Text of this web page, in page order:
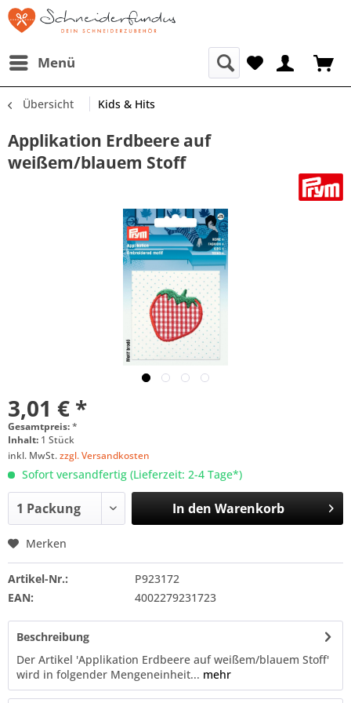
Menü
Übersicht Kids & Hits
Applikation Erdbeere auf
weißem/blauem Stoff
3,01 € *
Gesamtpreis:*
Inhalt: 1 Stück
inkl. MwSt.zzgl. Versandkosten
Sofort versandfertig (Lieferzeit: 2-4 Tage*)
In den Warenkorb
Merken
Artikel-Nr.:
P923172
EAN:
4002279231723
Beschreibung
Der Artikel 'Applikation Erdbeere auf weißem/blauem Stoff'
wird in folgender Mengeneinheit... mehr